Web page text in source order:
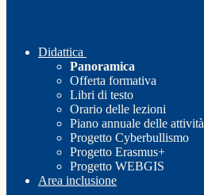
Didattica
Panoramica
Offerta formativa
Libri di testo
Orario delle lezioni
Piano annuale delle attività
Progetto Cyberbullismo
Progetto Erasmus+
Progetto WEBGIS
Area inclusione